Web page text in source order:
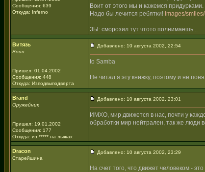
Сообщения: 639
Откуда: Inferno
Воит от этого мы и кажемся
Надо бы лечится ребятки! images/
ЗЫ: сморозил тут чтото полнимаешь...
Витязь
Воин
Пришел: 01.04.2002
Сообщения: 448
Откуда: Изподвыподверта
Добавлено: 10 августа 2002, 22:54
to Samba
Не читал я эту книжку, поэтому и не
Brand
Оружейник
Пришел: 19.01.2002
Сообщения: 177
Откуда: из ***** на лыжах
Добавлено: 10 августа 2002, 23:01
ИМХО, мир движется в нас, почти у
обработки мир нейтрален, так же люди
Dracon
Старейшина
Добавлено: 10 августа 2002, 23:29
На счет того, что движет человеком -